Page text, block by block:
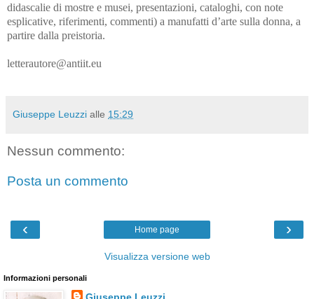
didascalie di mostre e musei, presentazioni, cataloghi, con note
esplicative, riferimenti, commenti) a manufatti d’arte sulla donna, a
partire dalla preistoria.
letterautore@antiit.eu
Giuseppe Leuzzi alle 15:29
Nessun commento:
Posta un commento
‹ ›
Home page
Visualizza versione web
Informazioni personali
Giuseppe Leuzzi